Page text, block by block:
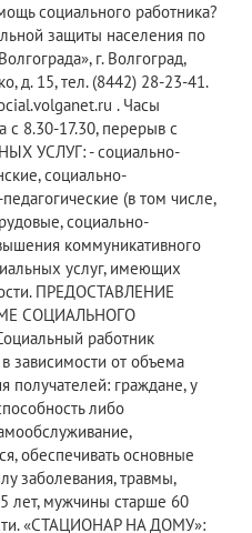
социального работника?
защиты населения по
г. Волгоград,
д. 15, тел. (8442) 28-23-41.
. Часы
с 8.30-17.30, перерыв с
УСЛУГ: - социально-
социально-
(в том числе,
социально-
коммуникативного
услуг, имеющих
ПРЕДОСТАВЛЕНИЕ
СОЦИАЛЬНОГО
работник
зависимости от объема
получателей: граждане, у
либо
обеспечивать основные
заболевания, травмы,
лет, мужчины старше 60
«СТАЦИОНАР НА ДОМУ»: